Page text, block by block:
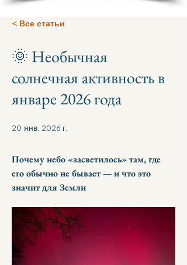
Главная Реклама
< Все статьи
🌞 Необычная
солнечная активность в
январе 2026 года
20 янв. 2026 г.
Почему небо «засветилось» там, где
его обычно не бывает — и что это
значит для Земли